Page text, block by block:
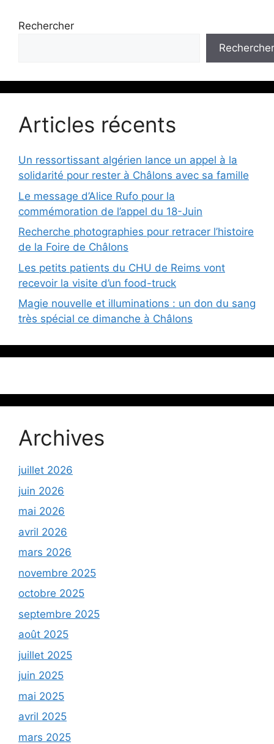
Rechercher
Rechercher
Articles récents
Un ressortissant algérien lance un appel à la
solidarité pour rester à Châlons avec sa famille
Le message d’Alice Rufo pour la
commémoration de l’appel du 18-Juin
Recherche photographies pour retracer l’histoire
de la Foire de Châlons
Les petits patients du CHU de Reims vont
recevoir la visite d’un food-truck
Magie nouvelle et illuminations : un don du sang
très spécial ce dimanche à Châlons
Archives
juillet 2026
juin 2026
mai 2026
avril 2026
mars 2026
novembre 2025
octobre 2025
septembre 2025
août 2025
juillet 2025
juin 2025
mai 2025
avril 2025
mars 2025